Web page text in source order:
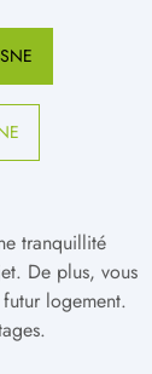
tranquillité
De plus, vous
logement.